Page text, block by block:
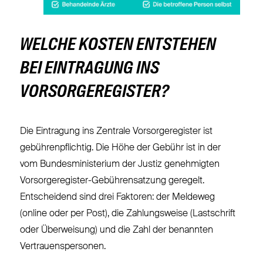
WELCHE KOSTEN ENTSTEHEN
BEI EINTRAGUNG INS
VORSORGEREGISTER?
Die Eintragung ins Zentrale Vorsorgeregister ist
gebührenpflichtig. Die Höhe der Gebühr ist in der
vom Bundesministerium der Justiz genehmigten
Vorsorgeregister-Gebührensatzung geregelt.
Entscheidend sind drei Faktoren: der Meldeweg
(online oder per Post), die Zahlungsweise (Lastschrift
oder Überweisung) und die Zahl der benannten
Vertrauenspersonen.